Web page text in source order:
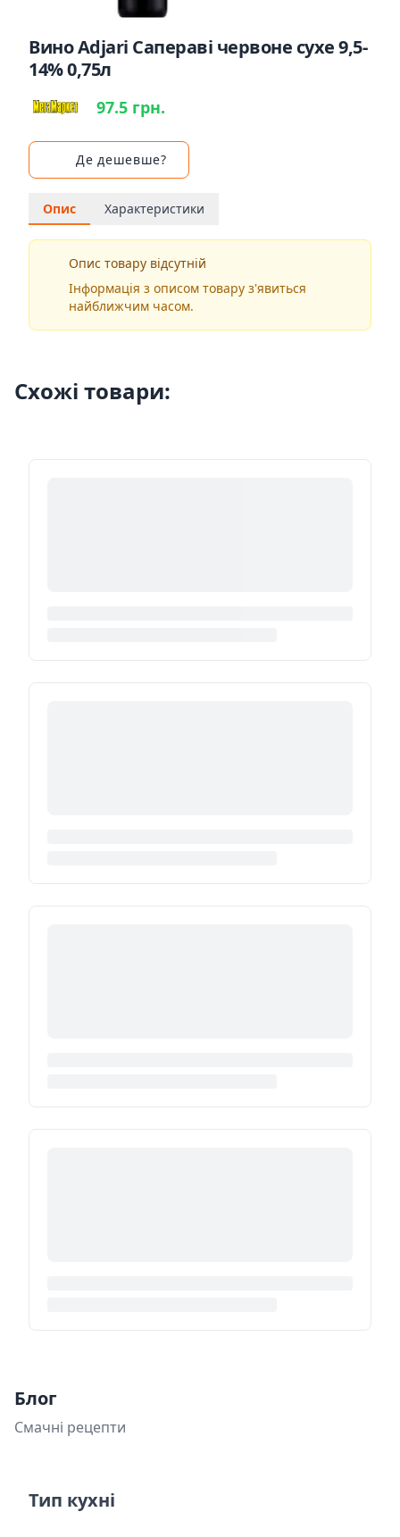
Вино Adjari Сапераві червоне сухе 9,5-
14% 0,75л
97.5 грн.
Де дешевше?
Опис Характеристики
Опис товару відсутній
Інформація з описом товару з'явиться
найближчим часом.
Схожі товари:
Блог
Смачні рецепти
Тип кухні